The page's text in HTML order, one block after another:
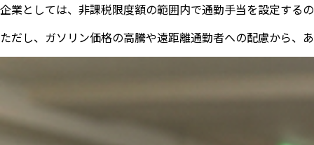
企業としては、非課税限度額の範囲内で通勤手当を設定する
ただし、ガソリン価格の高騰や遠距離通勤者への配慮から、